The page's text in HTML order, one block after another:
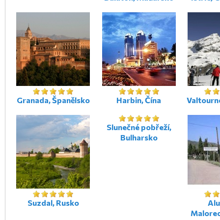
Granada, Španělsko Harbin, Čína
Suzdal, Rusko
Slunečné pobřeží,
Bulharsko